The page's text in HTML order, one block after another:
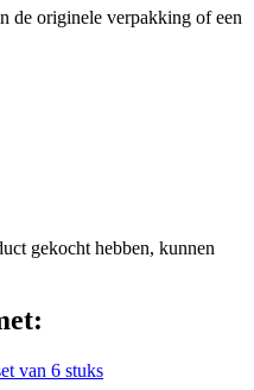
de originele verpakking of een
gekocht hebben, kunnen